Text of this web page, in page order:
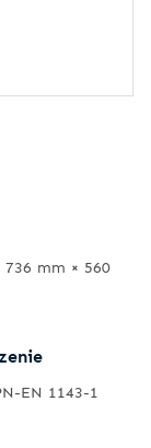
mm × 560
EN 1143-1